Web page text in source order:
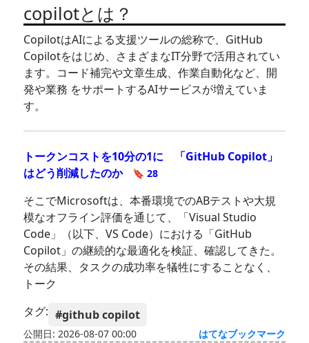
copilotとは？
CopilotはAIによる支援ツールの総称で、GitHub
Copilotをはじめ、さまざまなIT分野で活用されてい
ます。コード補完や文章生成、作業自動化など、開
発や業務 をサポートするAIサービスが増えていま
す。
トークンコストを10分の1に 「GitHub Copilot」
はどう削減したのか
🔖 28
そこでMicrosoftは、本番環境でのABテストや大規
模なオフライン評価を通じて、「Visual Studio
Code」（以下、VS Code）における「GitHub
Copilot」の継続的な最適化を検証、確認してきた。
その結果、タスクの成功率を犠牲にすることなく、
トーク
タグ: #github copilot
公開日: 2026-08-07 00:00 はてなブックマーク